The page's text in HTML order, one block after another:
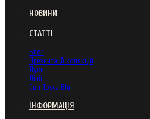
НОВИНИ
СТАТТІ
Блог
Презентації колекцій
Луки
Лінії
Світ Tosca Blu
ІНФОРМАЦІЯ